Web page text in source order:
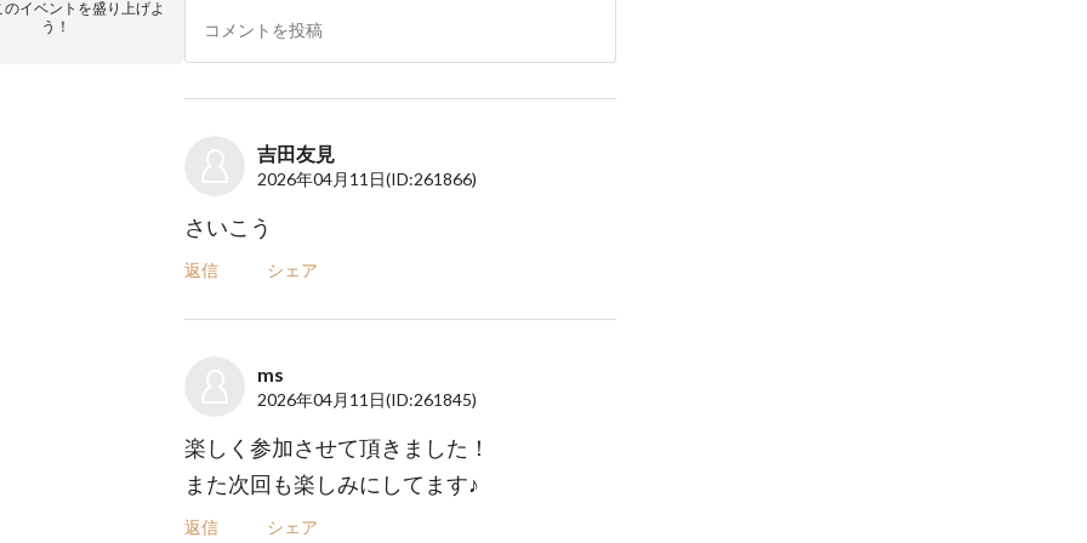
のイベントを盛り上げよ
う！
吉田友見
2026年04月11日(ID:261866)
さいこう
返信 シェア
ms
2026年04月11日(ID:261845)
楽しく参加させて頂きました！
また次回も楽しみにしてます♪
返信 シェア